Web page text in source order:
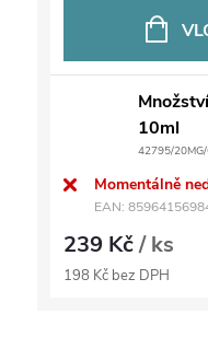
10ml
42795/
Momentálně
EAN:
239 Kč/ ks
198 Kč bez DPH